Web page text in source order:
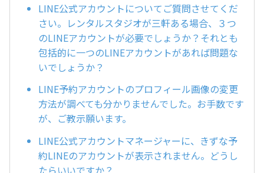
LINE公式アカウントについてご質問させてくだ
さい。レンタルスタジオが三軒ある場合、３つ
のLINEアカウントが必要でしょうか？それとも
包括的に一つのLINEアカウントがあれば問題な
いでしょうか？
LINE予約アカウントのプロフィール画像の変更
方法が調べても分かりませんでした。お手数です
が、ご教示願います。
LINE公式アカウントマネージャーに、きずな予
約LINEのアカウントが表示されません。どうし
たらいいですか？